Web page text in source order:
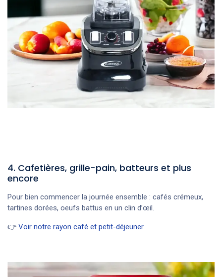
4. Cafetières, grille-pain, batteurs et plus
encore
Pour bien commencer la journée ensemble : cafés crémeux,
tartines dorées, oeufs battus en un clin d’œil.
👉 Voir notre rayon café et petit-déjeuner